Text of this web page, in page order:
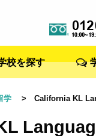
校を探す
学 > California KL